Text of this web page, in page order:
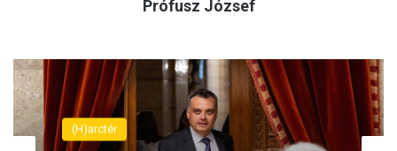
Prófusz József
(H)arctér